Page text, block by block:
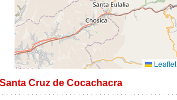
Leaflet
Cruz de Cocachacra